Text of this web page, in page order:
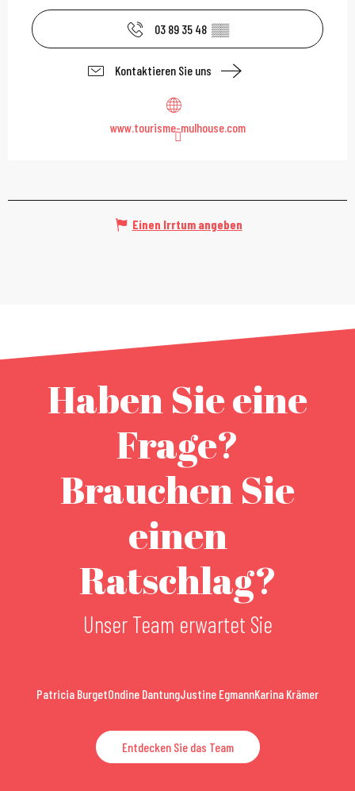
03 89 35 48 ▒▒
Kontaktieren Sie uns
www.tourisme-mulhouse.com
Einen Irrtum angeben
Haben Sie eine
Frage?
Brauchen Sie
einen
Ratschlag?
Unser Team erwartet Sie
Patricia BurgetOndine DantungJustine EgmannKarina Krämer
Entdecken Sie das Team